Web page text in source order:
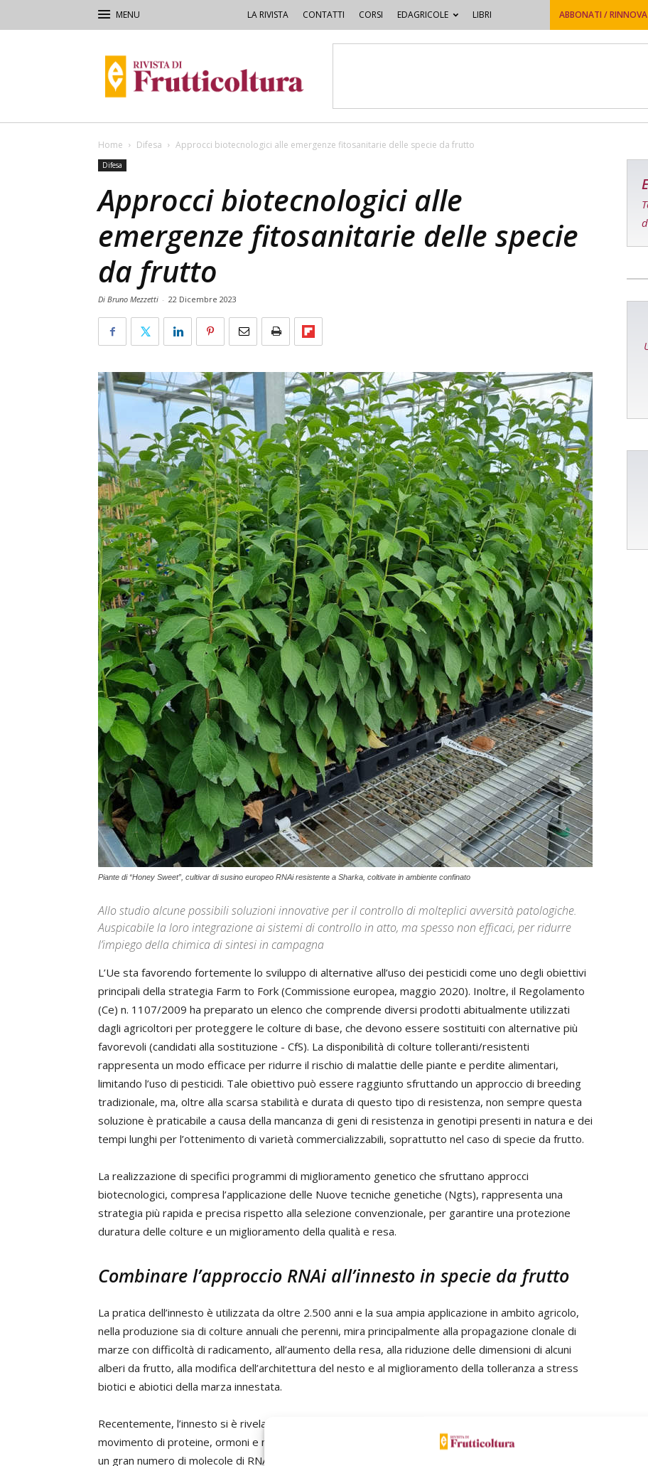
LA RIVISTA CONTATTI CORSI EDAGRICOLE LIBRI ABBONATI / RINNOVA
di
Frutticoltura
Home Difesa Approcci biotecnologici alle emergenze fitosanitarie delle specie da frutto
Difesa
Approcci biotecnologici alle
emergenze fitosanitarie delle specie
da frutto
Di Bruno Mezzetti - 22 Dicembre 2023
Piante di “Honey Sweet”, cultivar di susino europeo RNAi resistente a Sharka, coltivate in ambiente confinato
Allo studio alcune possibili soluzioni innovative per il controllo di molteplici avversità patologiche.
Auspicabile la loro integrazione ai sistemi di controllo in atto, ma spesso non efficaci, per ridurre
l’impiego della chimica di sintesi in campagna
L’Ue sta favorendo fortemente lo sviluppo di alternative all’uso dei pesticidi come uno degli obiettivi
principali della strategia Farm to Fork (Commissione europea, maggio 2020). Inoltre, il Regolamento
(Ce) n. 1107/2009 ha preparato un elenco che comprende diversi prodotti abitualmente utilizzati
dagli agricoltori per proteggere le colture di base, che devono essere sostituiti con alternative più
favorevoli (candidati alla sostituzione - CfS). La disponibilità di colture tolleranti/resistenti
rappresenta un modo efficace per ridurre il rischio di malattie delle piante e perdite alimentari,
limitando l’uso di pesticidi. Tale obiettivo può essere raggiunto sfruttando un approccio di breeding
tradizionale, ma, oltre alla scarsa stabilità e durata di questo tipo di resistenza, non sempre questa
soluzione è praticabile a causa della mancanza di geni di resistenza in genotipi presenti in natura e dei
tempi lunghi per l’ottenimento di varietà commercializzabili, soprattutto nel caso di specie da frutto.
La realizzazione di specifici programmi di miglioramento genetico che sfruttano approcci
biotecnologici, compresa l’applicazione delle Nuove tecniche genetiche (Ngts), rappresenta una
strategia più rapida e precisa rispetto alla selezione convenzionale, per garantire una protezione
duratura delle colture e un miglioramento della qualità e resa.
Combinare l’approccio RNAi all’innesto in specie da frutto
La pratica dell’innesto è utilizzata da oltre 2.500 anni e la sua ampia applicazione in ambito agricolo,
nella produzione sia di colture annuali che perenni, mira principalmente alla propagazione clonale di
marze con difficoltà di radicamento, all’aumento della resa, alla riduzione delle dimensioni di alcuni
alberi da frutto, alla modifica dell’architettura del nesto e al miglioramento della tolleranza a stress
biotici e abiotici della marza innestata.
Recentemente, l’innesto si è rivelato uno strumento utile anche nella ricerca di base per studiare il
movimento di proteine, ormoni e molecole di RNA. Diversi studi in piante innestate dimostrano che
un gran numero di molecole di RNA sono mobili e che spesso influenzano vari processi della pianta,